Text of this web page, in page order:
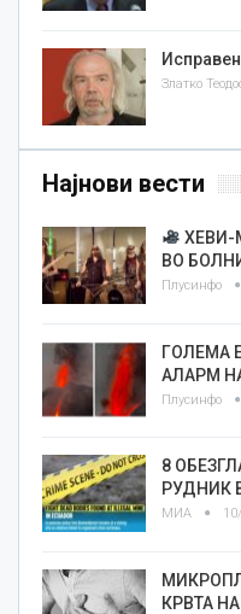
Најнови вести
ХЕВИ-
ВО
Плусинфо
ГОЛЕМА
АЛАРМ
Плусинфо
8
РУДНИК
МИА
КРВТА